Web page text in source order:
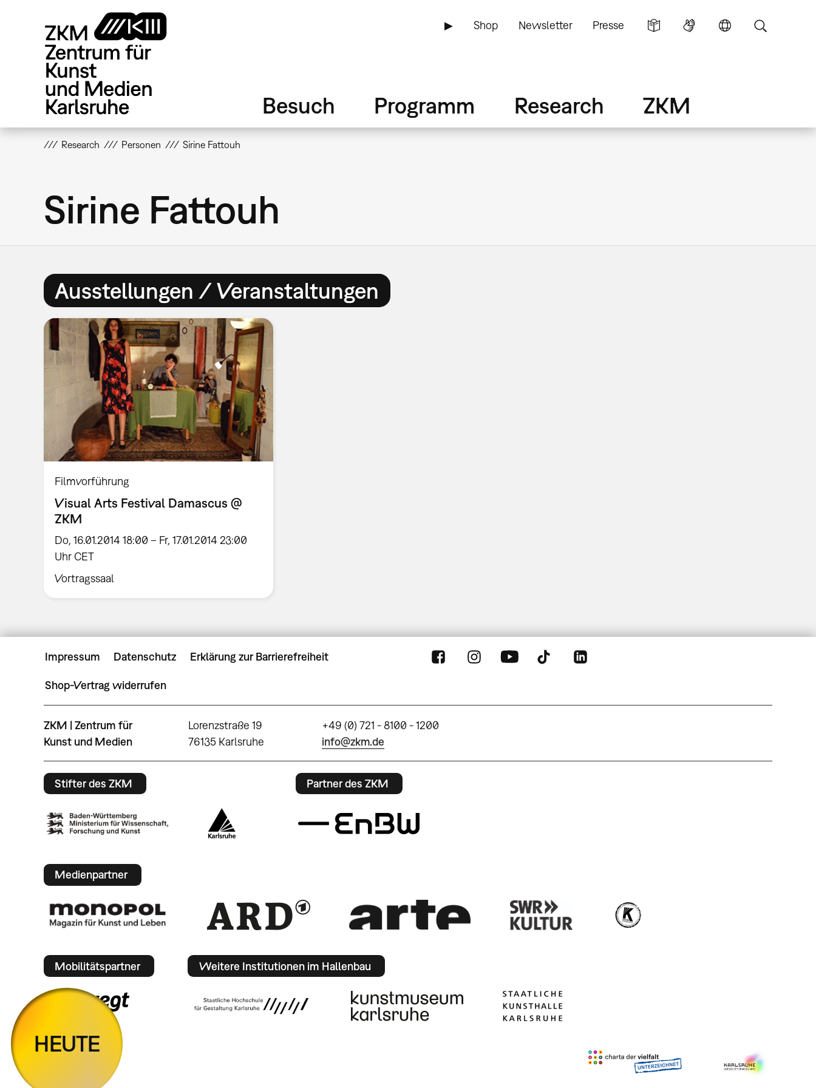
▶ Shop Newsletter Presse
Besuch Programm Research ZKM
Research Personen Sirine Fattouh
Sirine Fattouh
Ausstellungen / Veranstaltungen
Filmvorführung
Visual Arts Festival Damascus @
ZKM
Do, 16.01.2014 18:00 – Fr, 17.01.2014 23:00
Uhr CET
Vortragssaal
Impressum Datenschutz Erklärung zur Barrierefreiheit
Shop-Vertrag widerrufen
ZKM | Zentrum für
Kunst und Medien
Lorenzstraße 19
76135 Karlsruhe
+49 (0) 721 - 8100 - 1200
info@zkm.de
Stifter des ZKM Partner des ZKM
Medienpartner
Mobilitätspartner Weitere Institutionen im Hallenbau
HEUTE